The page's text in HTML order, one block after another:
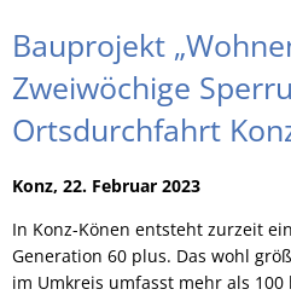
Bauprojekt
Zweiwöchige
Ortsdurchfahrt
Konz, 22. Februar 2023
In Konz-Könen entsteht zurzeit
Generation 60 plus. Das wohl
im Umkreis umfasst mehr als